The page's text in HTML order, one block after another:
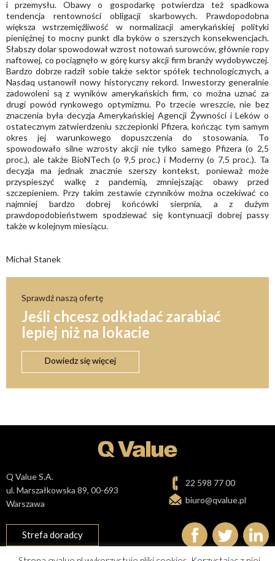
i przemysłu. Obawy o gospodarkę potwierdza też spadkowa
tendencja rentowności obligacji skarbowych. Prawdopodobna
większa wstrzemięźliwość w normalizacji amerykańskiej polityki
pieniężnej to mocny punkt dla byków o szerszych konsekwencjach.
Słabszy dolar spowodował wzrost notowań surowców, głównie ropy
naftowej, co pociągnęło w górę kursy akcji firm branży wydobywczej.
Bardzo dobrze radził sobie także sektor spółek technologicznych, a
Nasdaq ustanowił nowy historyczny rekord. Inwestorzy generalnie
zadowoleni są z wyników amerykańskich firm, co można uznać za
drugi powód rynkowego optymizmu. Po trzecie wreszcie, nie bez
znaczenia była decyzja Amerykańskiej Agencji Żywności i Leków o
ostatecznym zatwierdzeniu szczepionki Pfizera, kończąc tym samym
okres jej warunkowego dopuszczenia do stosowania. To
spowodowało silne wzrosty akcji nie tylko samego Pfizera (o 2,5
proc.), ale także BioNTech (o 9,5 proc.) i Moderny (o 7,5 proc.). Ta
decyzja ma jednak znacznie szerszy kontekst, ponieważ może
przyspieszyć walkę z pandemią, zmniejszając obawy przed
szczepieniem. Przy takim zestawie czynników można oczekiwać co
najmniej bardzo dobrej końcówki sierpnia, a z dużym
prawdopodobieństwem spodziewać się kontynuacji dobrej passy
także w kolejnym miesiącu.
Michał Stanek
Sprawdź naszą ofertę
Jeśli chcesz odkładać zarabiać
lepiej niż na lokacie
Dowiedz się więcej
Q Value S.A.
ul. Marszałkowska 89, 00-693
Warszawa
22 598 77 00
biuro@qvalue.pl
Strefa doradcy